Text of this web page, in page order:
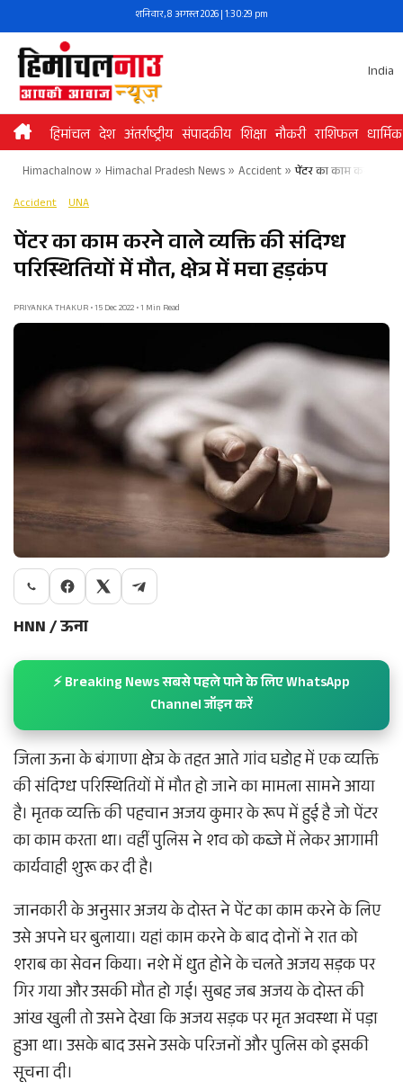
to
content
शनिवार, 8 अगस्त 2026 | 1:30:30 pm
India
हिमांचल देश अंतर्राष्ट्रीय संपादकीय शिक्षा नौकरी राशिफल धार्मिक
Himachalnow» Himachal Pradesh News» Accident» पेंटर का काम करने वाले
Accident UNA
पेंटर का काम करने वाले व्यक्ति की संदिग्ध
परिस्थितियों में मौत, क्षेत्र में मचा हड़कंप
PRIYANKA THAKUR • 15 Dec 2022 • 1 Min Read
HNN / ऊना
⚡ Breaking News सबसे पहले पाने के लिए WhatsApp
Channel जॉइन करें
जिला ऊना के बंगाणा क्षेत्र के तहत आते गांव घडोह में एक व्यक्ति
की संदिग्ध परिस्थितियों में मौत हो जाने का मामला सामने आया
है। मृतक व्यक्ति की पहचान अजय कुमार के रूप में हुई है जो पेंटर
का काम करता था। वहीं पुलिस ने शव को कब्जे में लेकर आगामी
कार्यवाही शुरू कर दी है।
जानकारी के अनुसार अजय के दोस्त ने पेंट का काम करने के लिए
उसे अपने घर बुलाया। यहां काम करने के बाद दोनों ने रात को
शराब का सेवन किया। नशे में धुत होने के चलते अजय सड़क पर
गिर गया और उसकी मौत हो गई। सुबह जब अजय के दोस्त की
आंख खुली तो उसने देखा कि अजय सड़क पर मृत अवस्था में पड़ा
हुआ था। उसके बाद उसने उसके परिजनों और पुलिस को इसकी
सूचना दी।